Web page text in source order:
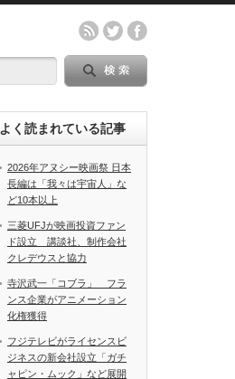
よく読まれている記事
2026年アヌシー映画祭 日本
長編は「我々は宇宙人」な
ど10本以上
三菱UFJが映画投資ファン
ド設立 講談社、制作会社
クレデウスと協力
寺沢武一「コブラ」 フラ
ンス企業がアニメーション
化権獲得
フジテレビがライセンスビ
ジネスの新会社設立「ガチ
ャピン・ムック」など展開